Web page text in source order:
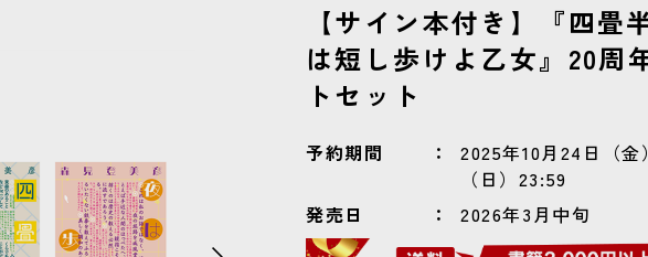
【サイン本付き】『四畳
は短し歩けよ乙女』20周
トセット
予約期間
2025年10月24日（金
（日）23:59
発売日
2026年3月中旬